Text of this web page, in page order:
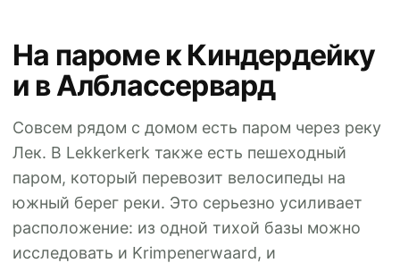
На пароме к Киндердейку
и в Алблассервард
Совсем рядом с домом есть паром через реку
Лек. В Lekkerkerk также есть пешеходный
паром, который перевозит велосипеды на
южный берег реки. Это серьезно усиливает
расположение: из одной тихой базы можно
исследовать и Krimpenerwaard, и